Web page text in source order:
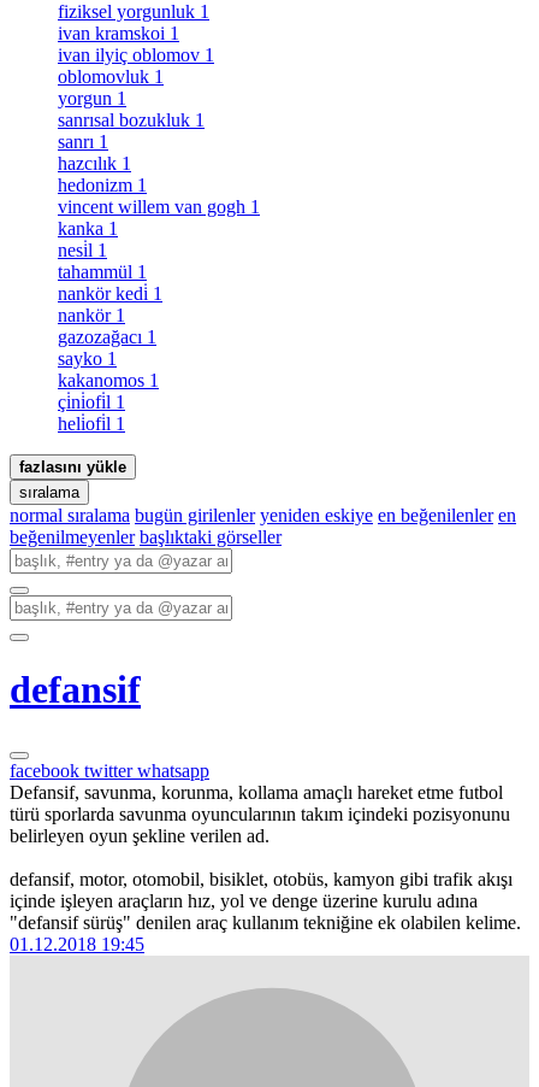
fiziksel yorgunluk 1
ivan kramskoi 1
ivan ilyiç oblomov 1
oblomovluk 1
yorgun 1
sanrısal bozukluk 1
sanrı 1
hazcılık 1
hedonizm 1
vincent willem van gogh 1
kanka 1
nesi̇l 1
tahammül 1
nankör kedi̇ 1
nankör 1
gazozağacı 1
sayko 1
kakanomos 1
çi̇ni̇ofi̇l 1
heli̇ofi̇l 1
fazlasını yükle
sıralama
normal sıralama bugün girilenler yeniden eskiye en beğenilenler en
beğenilmeyenler başlıktaki görseller
defansif
facebook twitterwhatsapp
Defansif, savunma, korunma, kollama amaçlı hareket etme futbol
türü sporlarda savunma oyuncularının takım içindeki pozisyonunu
belirleyen oyun şekline verilen ad.
defansif, motor, otomobil, bisiklet, otobüs, kamyon gibi trafik akışı
içinde işleyen araçların hız, yol ve denge üzerine kurulu adına
"defansif sürüş" denilen araç kullanım tekniğine ek olabilen kelime.
01.12.2018 19:45